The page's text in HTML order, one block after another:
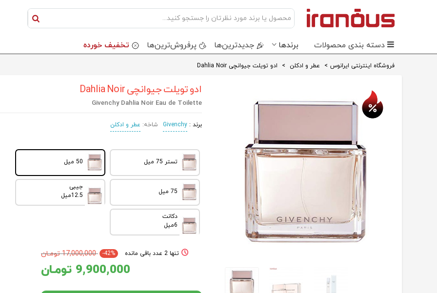
دسته بندی محصولات برندها جدید‌ترین‌ها پرفروش‌ترین‌ها تخفیف خورده
فروشگاه اینترنتی ایرانوس > عطر و ادکلن > ادو تویلت جیوانچی Dahlia Noir
ادو تویلت جیوانچی Dahlia Noir
Givenchy Dahlia Noir Eau de Toilette
برند : Givenchy شاخه: عطر و ادکلن
تستر 75 میل 50 میل
75 میل
جیبی
12.5میل
دکانت
6میل
-42% 17,000,000 تومـان
9,900,000 تومـان
تنها 2 عدد باقی مانده